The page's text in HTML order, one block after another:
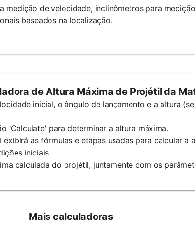
medição de velocidade, inclinômetros para
baseados na localização.
de Altura Máxima de Projétil da
inicial, o ângulo de lançamento e a altura
'Calculate' para determinar a altura máxima.
as fórmulas e etapas usadas para calcular a
iniciais.
calculada do projétil, juntamente com os
Mais calculadoras